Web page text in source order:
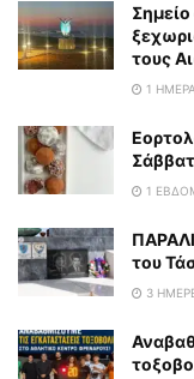
τους
1
1
του
3